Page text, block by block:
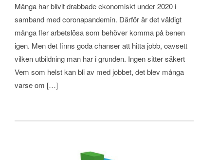
Många har blivit drabbade ekonomiskt under 2020 i
samband med coronapandemin. Därför är det väldigt
många fler arbetslösa som behöver komma på benen
igen. Men det finns goda chanser att hitta jobb, oavsett
vilken utbildning man har i grunden. Ingen sitter säkert
Vem som helst kan bli av med jobbet, det blev många
varse om […]